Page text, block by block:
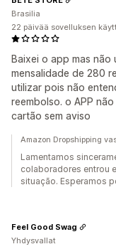
Baixei o app mas
mensalidade de 280
utilizar pois não
reembolso. o APP
cartão sem aviso
Brasilia
22 päivää sovelluksen
Amazon Dropshipping
Lamentamos
colaboradores entrou
situação. Esperamos
Feel Good Swag
Yhdysvallat